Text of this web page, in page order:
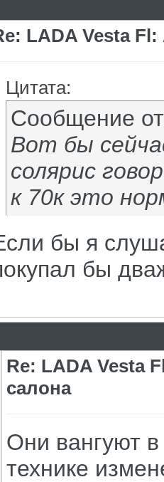
LADA Vesta
Цитата:
Сообщение
Вот бы
солярис
к 70к это
бы я
бы
Re: LADA Vesta
салона
Они вангуют
технике